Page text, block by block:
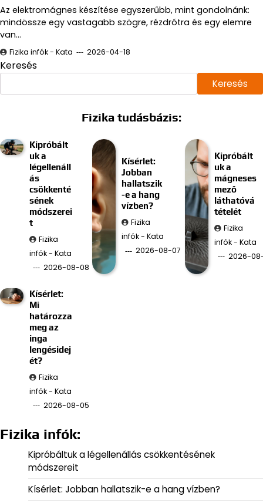
Az elektromágnes készítése egyszerűbb, mint gondolnánk:
mindössze egy vastagabb szögre, rézdrótra és egy elemre
van…
Fizika infók - Kata 2026-04-18
Keresés
Keresés
Fizika tudásbázis:
Kipróbált
uk a
légellenáll
ás
csökkenté
sének
módszerei
t
Fizika
infók - Kata
2026-08-08
Kísérlet:
Jobban
hallatszik
-e a hang
vízben?
Fizika
infók - Kata
2026-08-07
Kipróbált
uk a
mágneses
mező
láthatóvá
tételét
Fizika
infók - Kata
2026-
Kísérlet:
Mi
határozza
meg az
inga
lengésidej
ét?
Fizika
infók - Kata
2026-08-05
Fizika infók:
Kipróbáltuk a légellenállás csökkentésének
módszereit
Kísérlet: Jobban hallatszik-e a hang vízben?